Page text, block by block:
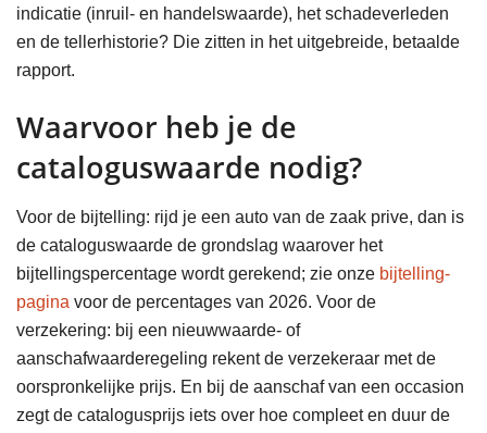
indicatie (inruil- en handelswaarde), het schadeverleden
en de tellerhistorie? Die zitten in het uitgebreide, betaalde
rapport.
Waarvoor heb je de
cataloguswaarde nodig?
Voor de bijtelling: rijd je een auto van de zaak prive, dan is
de cataloguswaarde de grondslag waarover het
bijtellingspercentage wordt gerekend; zie onze bijtelling-
pagina voor de percentages van 2026. Voor de
verzekering: bij een nieuwwaarde- of
aanschafwaarderegeling rekent de verzekeraar met de
oorspronkelijke prijs. En bij de aanschaf van een occasion
zegt de catalogusprijs iets over hoe compleet en duur de